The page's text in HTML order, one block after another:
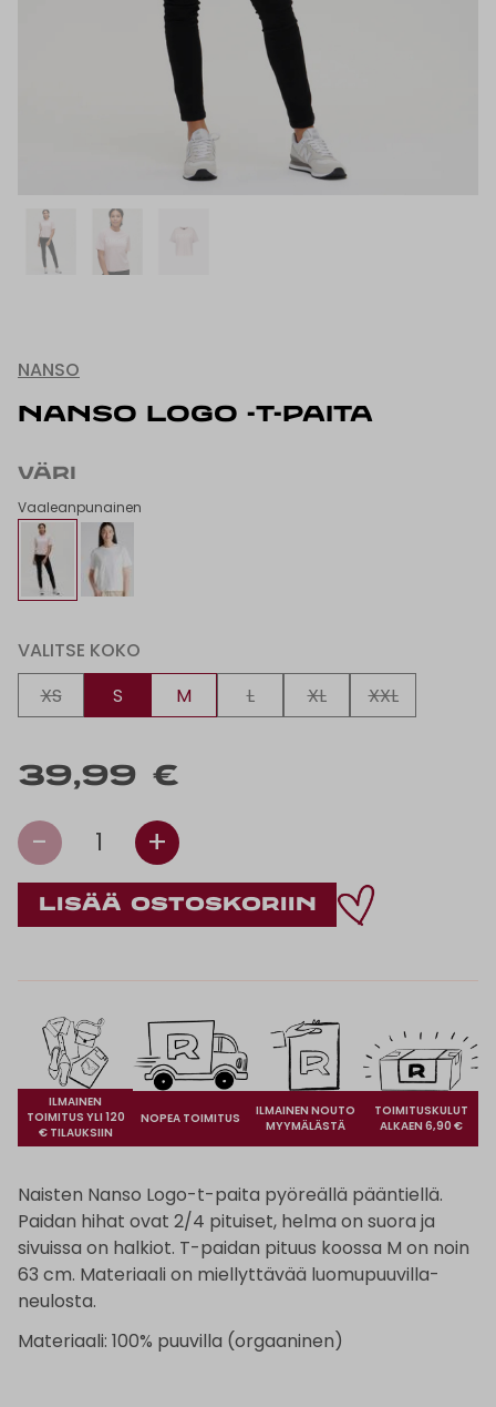
NANSO
NANSO LOGO -T-PAITA
VÄRI
Vaaleanpunainen
VALITSE KOKO
XS
S M L XL XXL
39,99 €
- 1 +
ILMAINEN
TOIMITUS YLI 120
€ TILAUKSIIN
NOPEA TOIMITUS
ILMAINEN NOUTO
MYYMÄLÄSTÄ
TOIMITUSKULUT
ALKAEN 6,90 €
Naisten Nanso Logo-t-paita pyöreällä pääntiellä.
Paidan hihat ovat 2/4 pituiset, helma on suora ja
sivuissa on halkiot. T-paidan pituus koossa M on noin
63 cm. Materiaali on miellyttävää luomupuuvilla-
neulosta.
Materiaali: 100% puuvilla (orgaaninen)